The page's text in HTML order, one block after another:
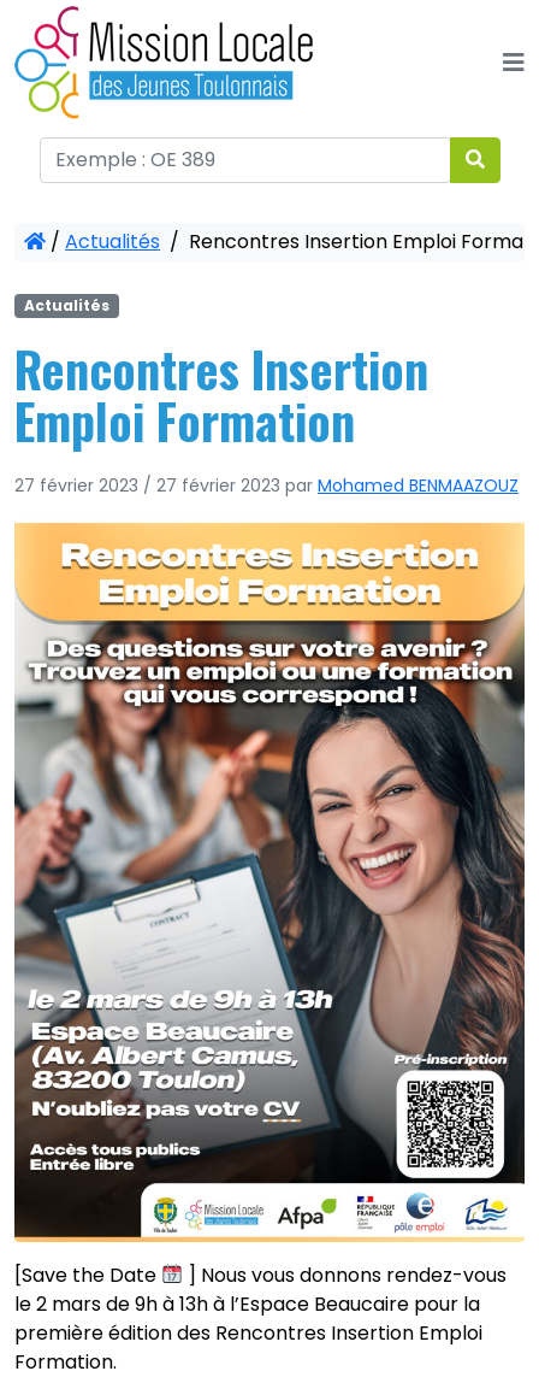
/ Actualités / Rencontres Insertion Emploi
Actualités
Rencontres Insertion
Emploi Formation
27 février 2023 / 27 février 2023 par Mohamed BENMAAZOUZ
[Save the Date
] Nous vous donnons rendez-vous
le 2 mars de 9h à 13h à l’Espace Beaucaire pour la
première édition des Rencontres Insertion Emploi
Formation.
Panneau de gestion des cookies